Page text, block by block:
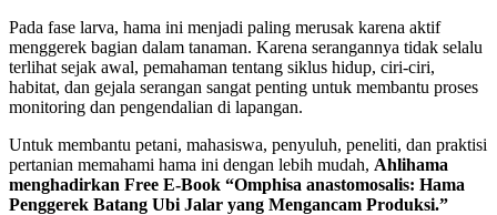
Pada fase larva, hama ini menjadi paling merusak karena aktif
menggerek bagian dalam tanaman. Karena serangannya tidak selalu
terlihat sejak awal, pemahaman tentang siklus hidup, ciri-ciri,
habitat, dan gejala serangan sangat penting untuk membantu proses
monitoring dan pengendalian di lapangan.
Untuk membantu petani, mahasiswa, penyuluh, peneliti, dan praktisi
pertanian memahami hama ini dengan lebih mudah, Ahlihama
menghadirkan Free E-Book “Omphisa anastomosalis: Hama
Penggerek Batang Ubi Jalar yang Mengancam Produksi.”